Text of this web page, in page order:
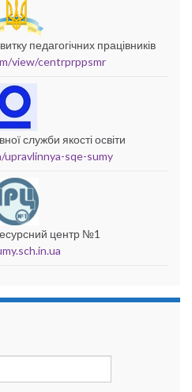
педагогічних працівників
view/centrprppsmr
служби якості освіти
upravlinnya-sqe-sumy
центр №1